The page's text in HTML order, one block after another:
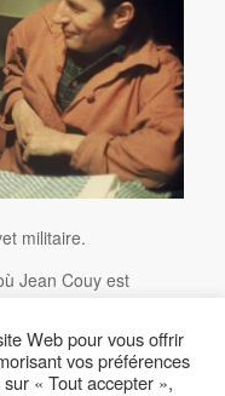
militaire.
Jean Couy est
Chateaubriand).
dans les
Web pour vous offrir
vos préférences
« Tout accepter »,